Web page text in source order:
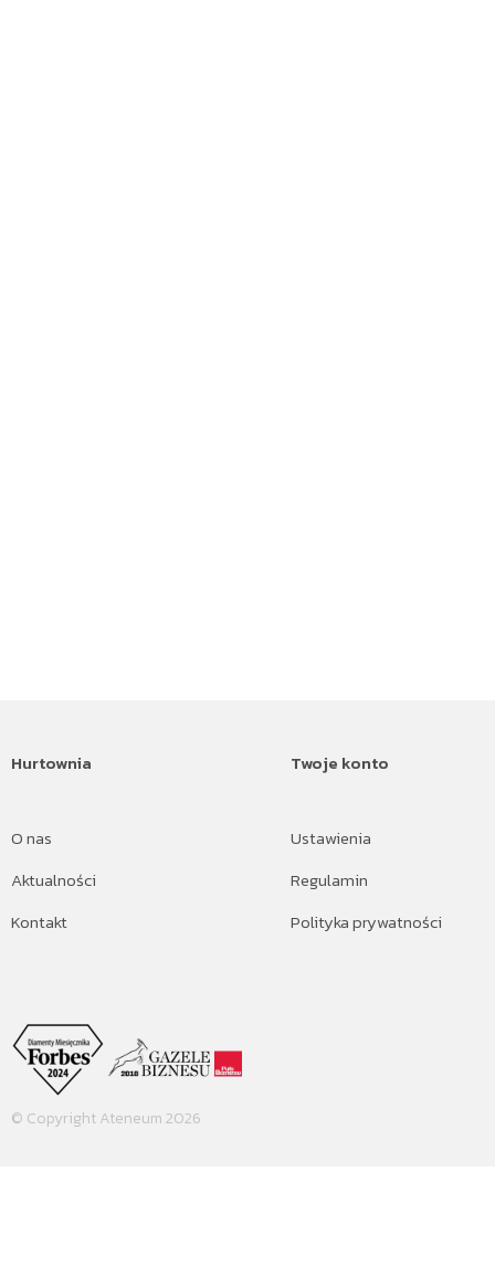
Hurtownia
O nas
Aktualności
Kontakt
Twoje konto
Ustawienia
Regulamin
Polityka prywatności
© Copyright Ateneum 2026